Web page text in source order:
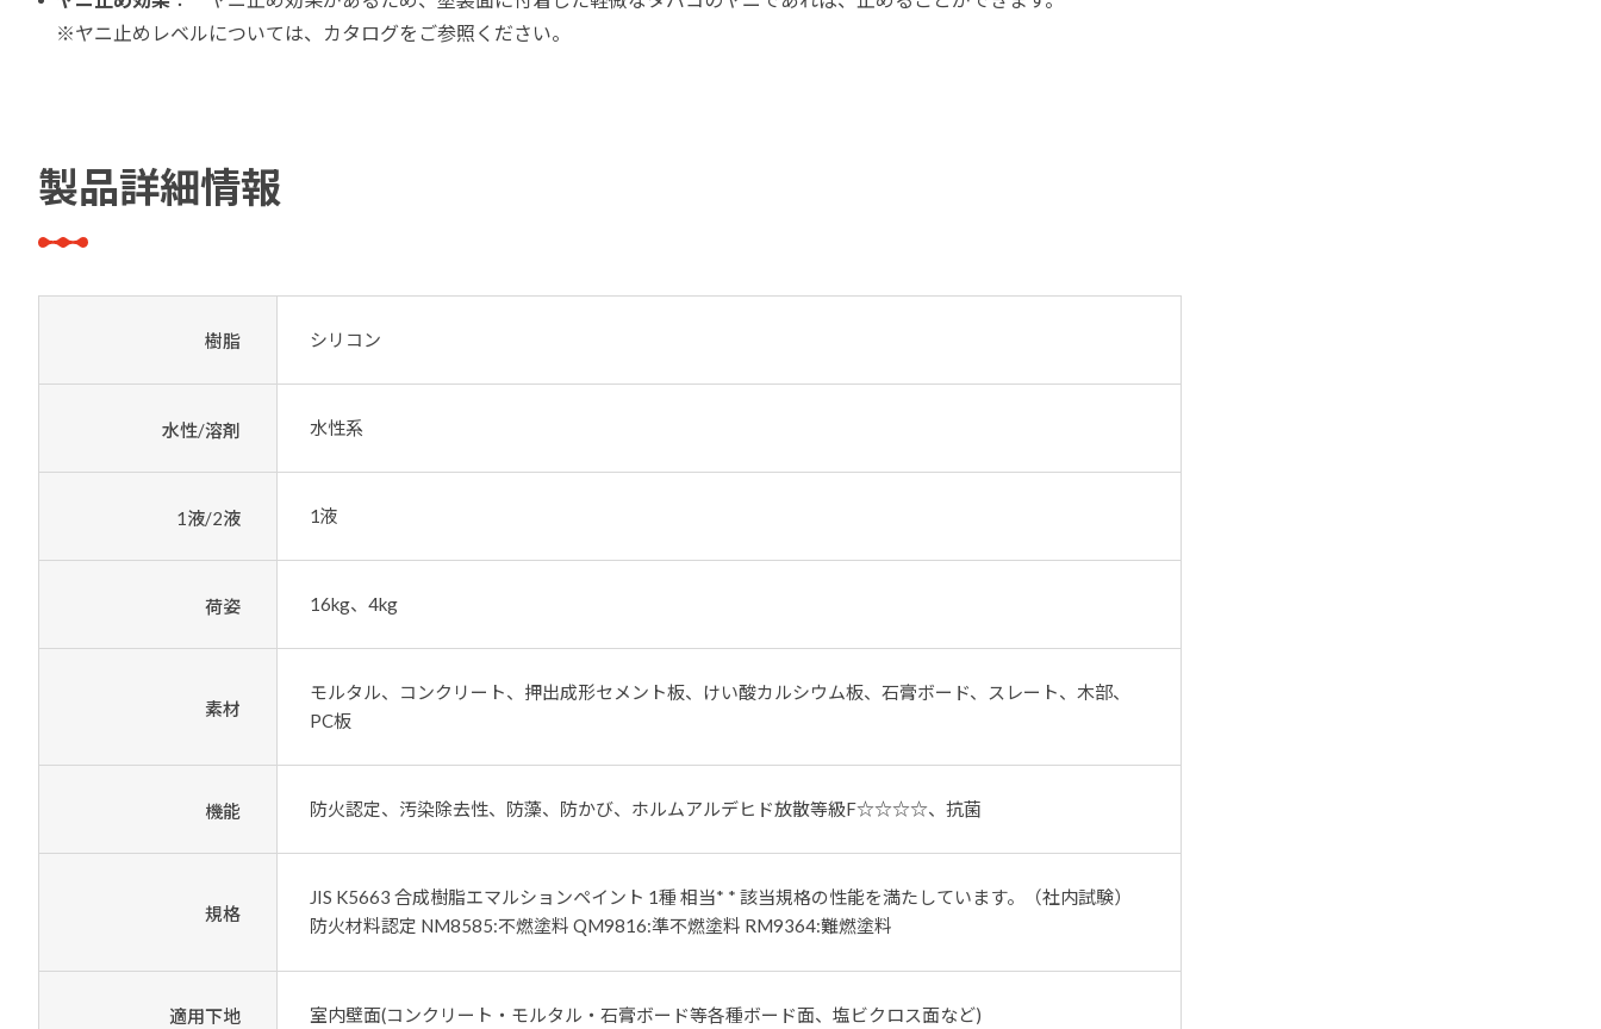
※ヤニ止めレベルについては、カタログをご参照ください。
製品詳細情報
樹脂 シリコン
水性/溶剤 水性系
1液/2液 1液
荷姿 16kg、4kg
素材
モルタル、コンクリート、押出成形セメント板、けい酸カルシウム板、石膏ボード、スレート、木部、
PC板
機能 防火認定、汚染除去性、防藻、防かび、ホルムアルデヒド放散等級F☆☆☆☆、抗菌
規格
JIS K5663 合成樹脂エマルションペイント 1種 相当* * 該当規格の性能を満たしています。（社内試験）
防火材料認定 NM8585:不燃塗料 QM9816:準不燃塗料 RM9364:難燃塗料
適用下地 室内壁面(コンクリート・モルタル・石膏ボード等各種ボード面、塩ビクロス面など)